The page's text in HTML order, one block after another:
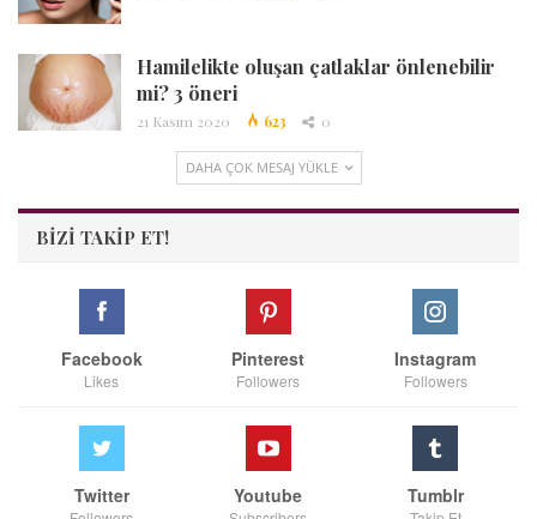
Hamilelikte oluşan çatlaklar önlenebilir
mi? 3 öneri
21 Kasım 2020 623 0
DAHA ÇOK MESAJ YÜKLE
BIZI TAKIP ET!
Facebook
Likes
Pinterest
Followers
Instagram
Followers
Twitter Youtube Tumblr